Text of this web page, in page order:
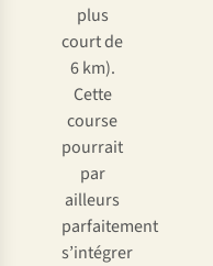
plus
court de
6 km).
Cette
course
pourrait
par
ailleurs
parfaitement
s’intégrer